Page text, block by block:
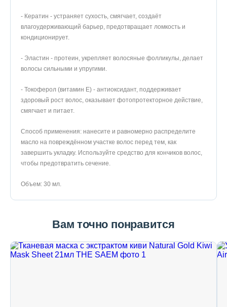
- Кератин - устраняет сухость, смягчает, создаёт
влагоудерживающий барьер, предотвращает ломкость и
кондиционирует.
- Эластин - протеин, укрепляет волосяные фолликулы, делает
волосы сильными и упругими.
- Токоферол (витамин E) - антиоксидант, поддерживает
здоровый рост волос, оказывает фотопротекторное действие,
смягчает и питает.
Способ применения: нанесите и равномерно распределите
масло на повреждённом участке волос перед тем, как
завершить укладку. Используйте средство для кончиков волос,
чтобы предотвратить сечение.
Объем: 30 мл.
Вам точно понравится